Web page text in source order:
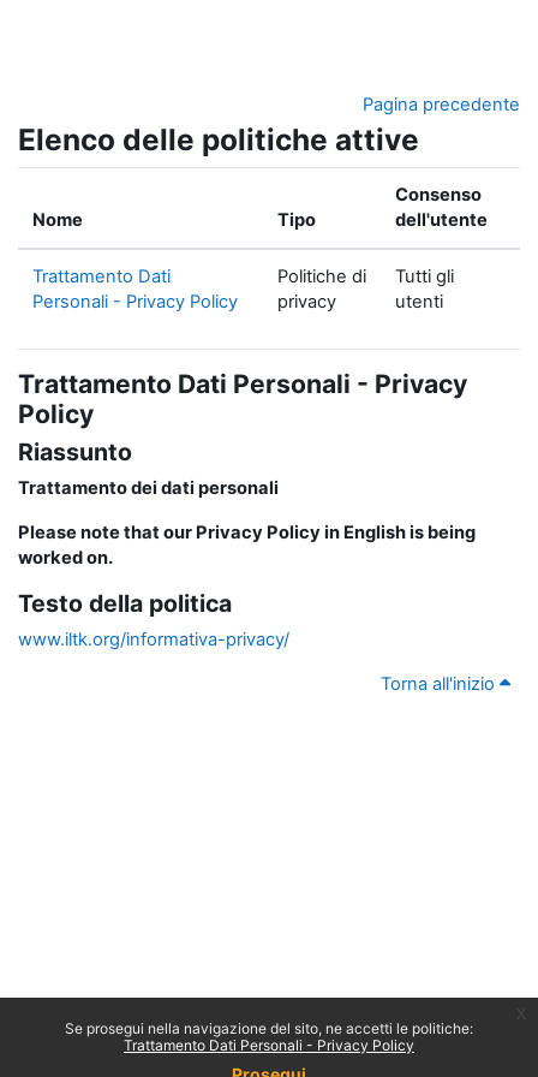
Se prosegui nella navigazione del sito, ne accetti le politiche:
Trattamento Dati Personali - Privacy Policy
Pagina precedente
Elenco delle politiche attive
Nome Tipo
Consenso
dell'utente
Trattamento Dati
Personali - Privacy Policy
Politiche di
privacy
Tutti gli
utenti
Trattamento Dati Personali - Privacy
Policy
Riassunto
Trattamento dei dati personali
Please note that our Privacy Policy in English is being
worked on.
Testo della politica
www.iltk.org/informativa-privacy/
Torna all'inizio